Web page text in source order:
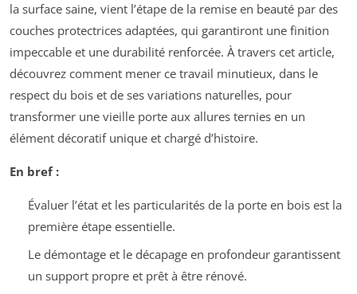
la surface saine, vient l’étape de la remise en beauté par des
couches protectrices adaptées, qui garantiront une finition
impeccable et une durabilité renforcée. À travers cet article,
découvrez comment mener ce travail minutieux, dans le
respect du bois et de ses variations naturelles, pour
transformer une vieille porte aux allures ternies en un
élément décoratif unique et chargé d’histoire.
En bref :
Évaluer l’état et les particularités de la porte en bois est la
première étape essentielle.
Le démontage et le décapage en profondeur garantissent
un support propre et prêt à être rénové.